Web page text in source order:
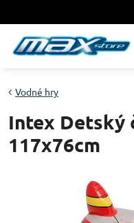
Vodné hry
Intex Detský
117x76cm